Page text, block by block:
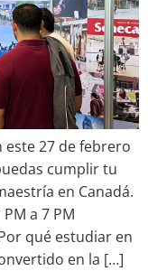
este 27 de febrero
cumplir tu
en Canadá.
a 7 PM
qué estudiar en
en la […]